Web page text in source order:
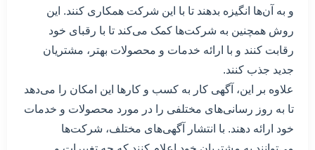
و به آن‌ها انگیزه بدهند تا با این شرکت همکاری کنند. این
روش همچنین به شرکت‌ها کمک می‌کند تا با رقبای خود
رقابت کنند و با ارائه خدمات و محصولات بهتر، مشتریان
جدید جذب کنند.
علاوه بر این، آگهی کار به کسب و کارها این امکان را می‌دهد
تا به روز رسانی‌های مختلفی را در مورد محصولات و خدمات
خود ارائه دهند. با انتشار آگهی‌های مختلف، شرکت‌ها